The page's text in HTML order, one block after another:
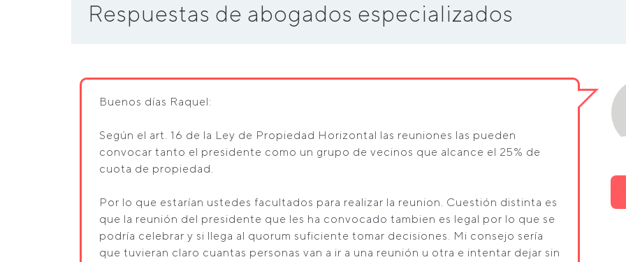
Respuestas de abogados especializados
Buenos días Raquel:
Según el art. 16 de la Ley de Propiedad Horizontal las reuniones las pueden
convocar tanto el presidente como un grupo de vecinos que alcance el 25% de
cuota de propiedad.
Por lo que estarían ustedes facultados para realizar la reunion. Cuestión distinta es
que la reunión del presidente que les ha convocado tambien es legal por lo que se
podría celebrar y si llega al quorum suficiente tomar decisiones. Mi consejo sería
que tuvieran claro cuantas personas van a ir a una reunión u otra e intentar dejar sin